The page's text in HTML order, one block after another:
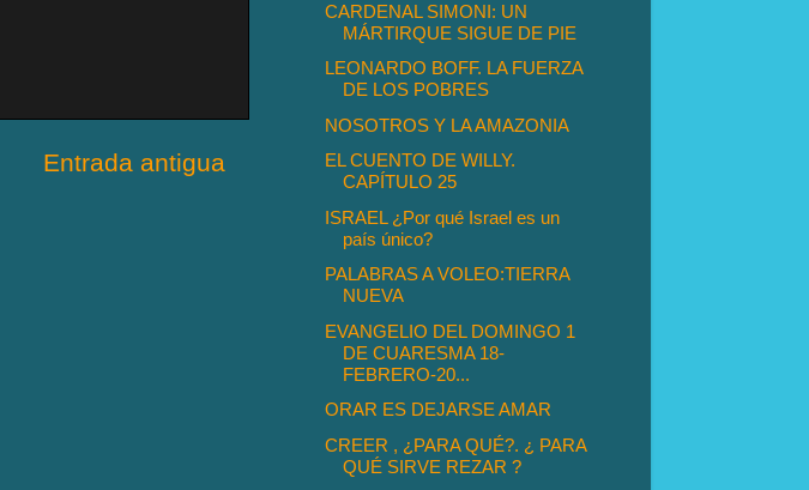
Entrada antigua
CARDENAL SIMONI: UN
MÁRTIRQUE SIGUE DE PIE
LEONARDO BOFF. LA FUERZA
DE LOS POBRES
NOSOTROS Y LA AMAZONIA
EL CUENTO DE WILLY.
CAPÍTULO 25
ISRAEL ¿Por qué Israel es un
país único?
PALABRAS A VOLEO:TIERRA
NUEVA
EVANGELIO DEL DOMINGO 1
DE CUARESMA 18-
FEBRERO-20...
ORAR ES DEJARSE AMAR
CREER , ¿PARA QUÉ?. ¿ PARA
QUÉ SIRVE REZAR ?